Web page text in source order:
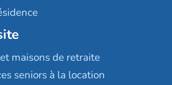
maisons de retraite
seniors à la location